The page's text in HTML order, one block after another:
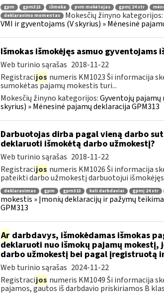
gpm gpm313 išmoka pvm mokėtojas gpmį 24 str
deklaravimo momentas
Mokesčių žinyno kategorijos:
VMI ir gyventojams (V skyrius) » Mėnesinė
Išmokas išmokėjęs asmuo gyventojams
Web turinio sąrašas 2018-11-22
Registracijos numeris KM1023 Ši informacija
sumokėtas pajamų mokestis turi...
Mokesčių žinyno kategorijos:Gyventojų
skyrius) » Mėnesinė pajamų deklaracija GPM313
Darbuotojas dirba pagal vieną darbo
deklaruoti išmokėtą darbo užmokestį?
Web turinio sąrašas 2018-11-22
Registracijos numeris KM1026 Ši informacija
pateikti darbo užmokestį darbuotojui išmokėjęs
deklaravimas gpm gpm313 keli darbdaviai gpmį 24 str
mokestis » Įmonių deklaracijų ir pažymų
GPM313
Ardarbdavys, išmokėdamas išmokas
deklaruoti nuo išmokų pajamų
darbo užmokestį bei pagal įregistruotą
Web turinio sąrašas 2024-11-22
Registracijos numeris KM1049 Ši informacija
pajamos, gautos iš darbdavio priskiriamos B